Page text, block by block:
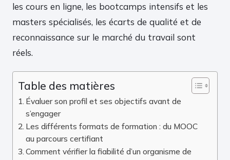
les cours en ligne, les bootcamps intensifs et les
masters spécialisés, les écarts de qualité et de
reconnaissance sur le marché du travail sont
réels.
Table des matières
Évaluer son profil et ses objectifs avant de
s’engager
Les différents formats de formation : du MOOC
au parcours certifiant
Comment vérifier la fiabilité d’un organisme de